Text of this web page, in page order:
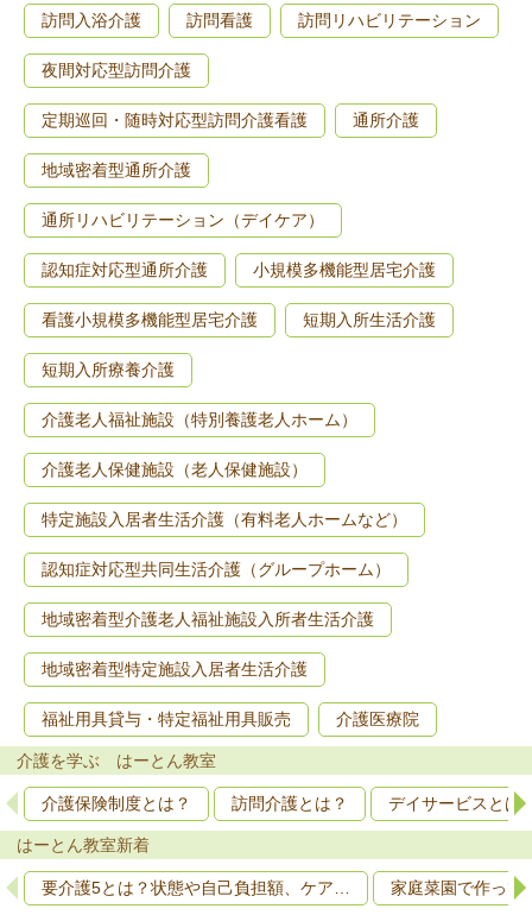
訪問入浴介護 訪問看護 訪問リハビリテーション
夜間対応型訪問介護
定期巡回・随時対応型訪問介護看護 通所介護
地域密着型通所介護
通所リハビリテーション（デイケア）
認知症対応型通所介護 小規模多機能型居宅介護
看護小規模多機能型居宅介護 短期入所生活介護
短期入所療養介護
介護老人福祉施設（特別養護老人ホーム）
介護老人保健施設（老人保健施設）
特定施設入居者生活介護（有料老人ホームなど）
認知症対応型共同生活介護（グループホーム）
地域密着型介護老人福祉施設入所者生活介護
地域密着型特定施設入居者生活介護
福祉用具貸与・特定福祉用具販売 介護医療院
介護を学ぶ はーとん教室
介護保険制度とは？ 訪問介護とは？ デイサービスとは
はーとん教室新着
要介護5とは？状態や自己負担額、ケア… 家庭菜園で作っ